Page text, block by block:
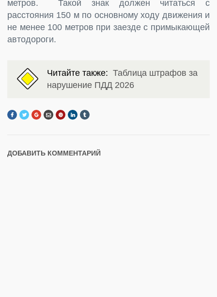
метров. Такой знак должен читаться с
расстояния 150 м по основному ходу движения и
не менее 100 метров при заезде с примыкающей
автодороги.
Читайте также: Таблица штрафов за
нарушение ПДД 2026
ДОБАВИТЬ КОММЕНТАРИЙ